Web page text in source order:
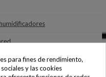
para fines de rendimiento,
y las cookies